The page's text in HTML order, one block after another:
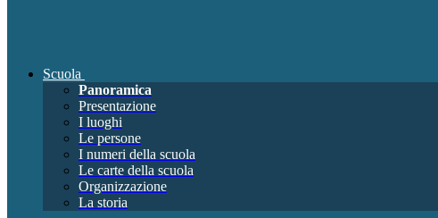
Scuola
Panoramica
Presentazione
I luoghi
Le persone
I numeri della scuola
Le carte della scuola
Organizzazione
La storia